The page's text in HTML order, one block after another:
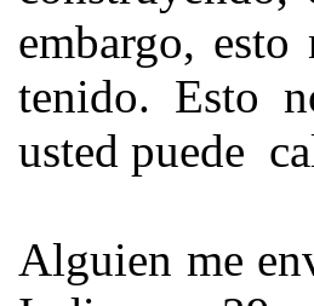
embargo,
tenido. Esto
usted puede
Alguien me